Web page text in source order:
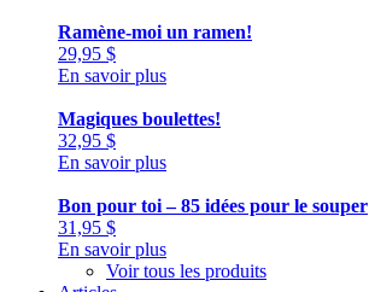
Ramène-moi un ramen!
29,95 $
En savoir plus
Magiques boulettes!
32,95 $
En savoir plus
Bon pour toi – 85 idées pour le souper
31,95 $
En savoir plus
Voir tous les produits